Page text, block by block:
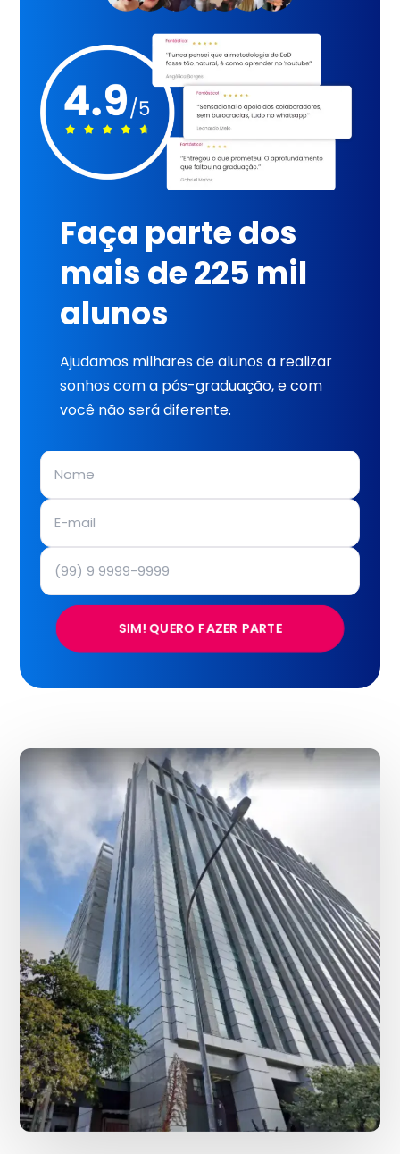
Faça parte dos
mais de 225 mil
alunos
Ajudamos milhares de alunos a realizar
sonhos com a pós-graduação, e com
você não será diferente.
SIM! QUERO FAZER PARTE